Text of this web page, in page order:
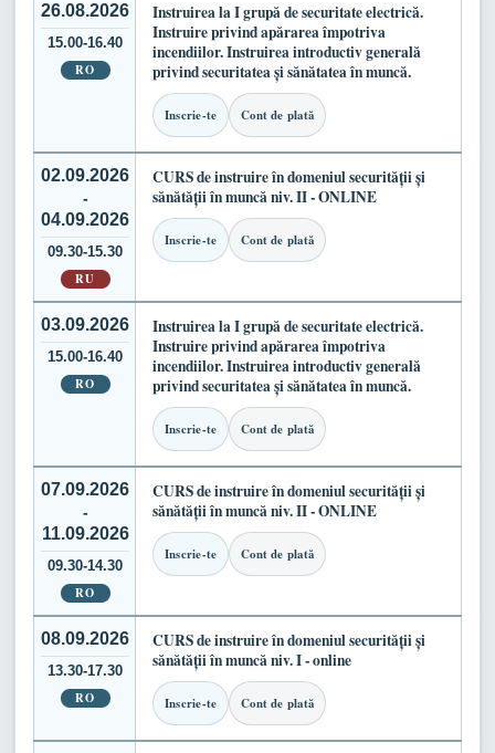
26.08.2026
15.00-16.40
RO
Instruirea la I grupă de securitate electrică.
Instruire privind apărarea împotriva
incendiilor. Instruirea introductiv generală
privind securitatea și sănătatea în muncă.
Inscrie-te Cont de plată
02.09.2026
-
04.09.2026
09.30-15.30
RU
CURS de instruire în domeniul securității și
sănătății în muncă niv. II - ONLINE
Inscrie-te Cont de plată
03.09.2026
15.00-16.40
RO
Instruirea la I grupă de securitate electrică.
Instruire privind apărarea împotriva
incendiilor. Instruirea introductiv generală
privind securitatea și sănătatea în muncă.
Inscrie-te Cont de plată
07.09.2026
-
11.09.2026
09.30-14.30
RO
CURS de instruire în domeniul securității și
sănătății în muncă niv. II - ONLINE
Inscrie-te Cont de plată
08.09.2026
13.30-17.30
RO
CURS de instruire în domeniul securității și
sănătății în muncă niv. I - online
Inscrie-te Cont de plată